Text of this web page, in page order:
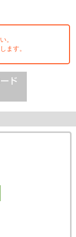
。
ます。